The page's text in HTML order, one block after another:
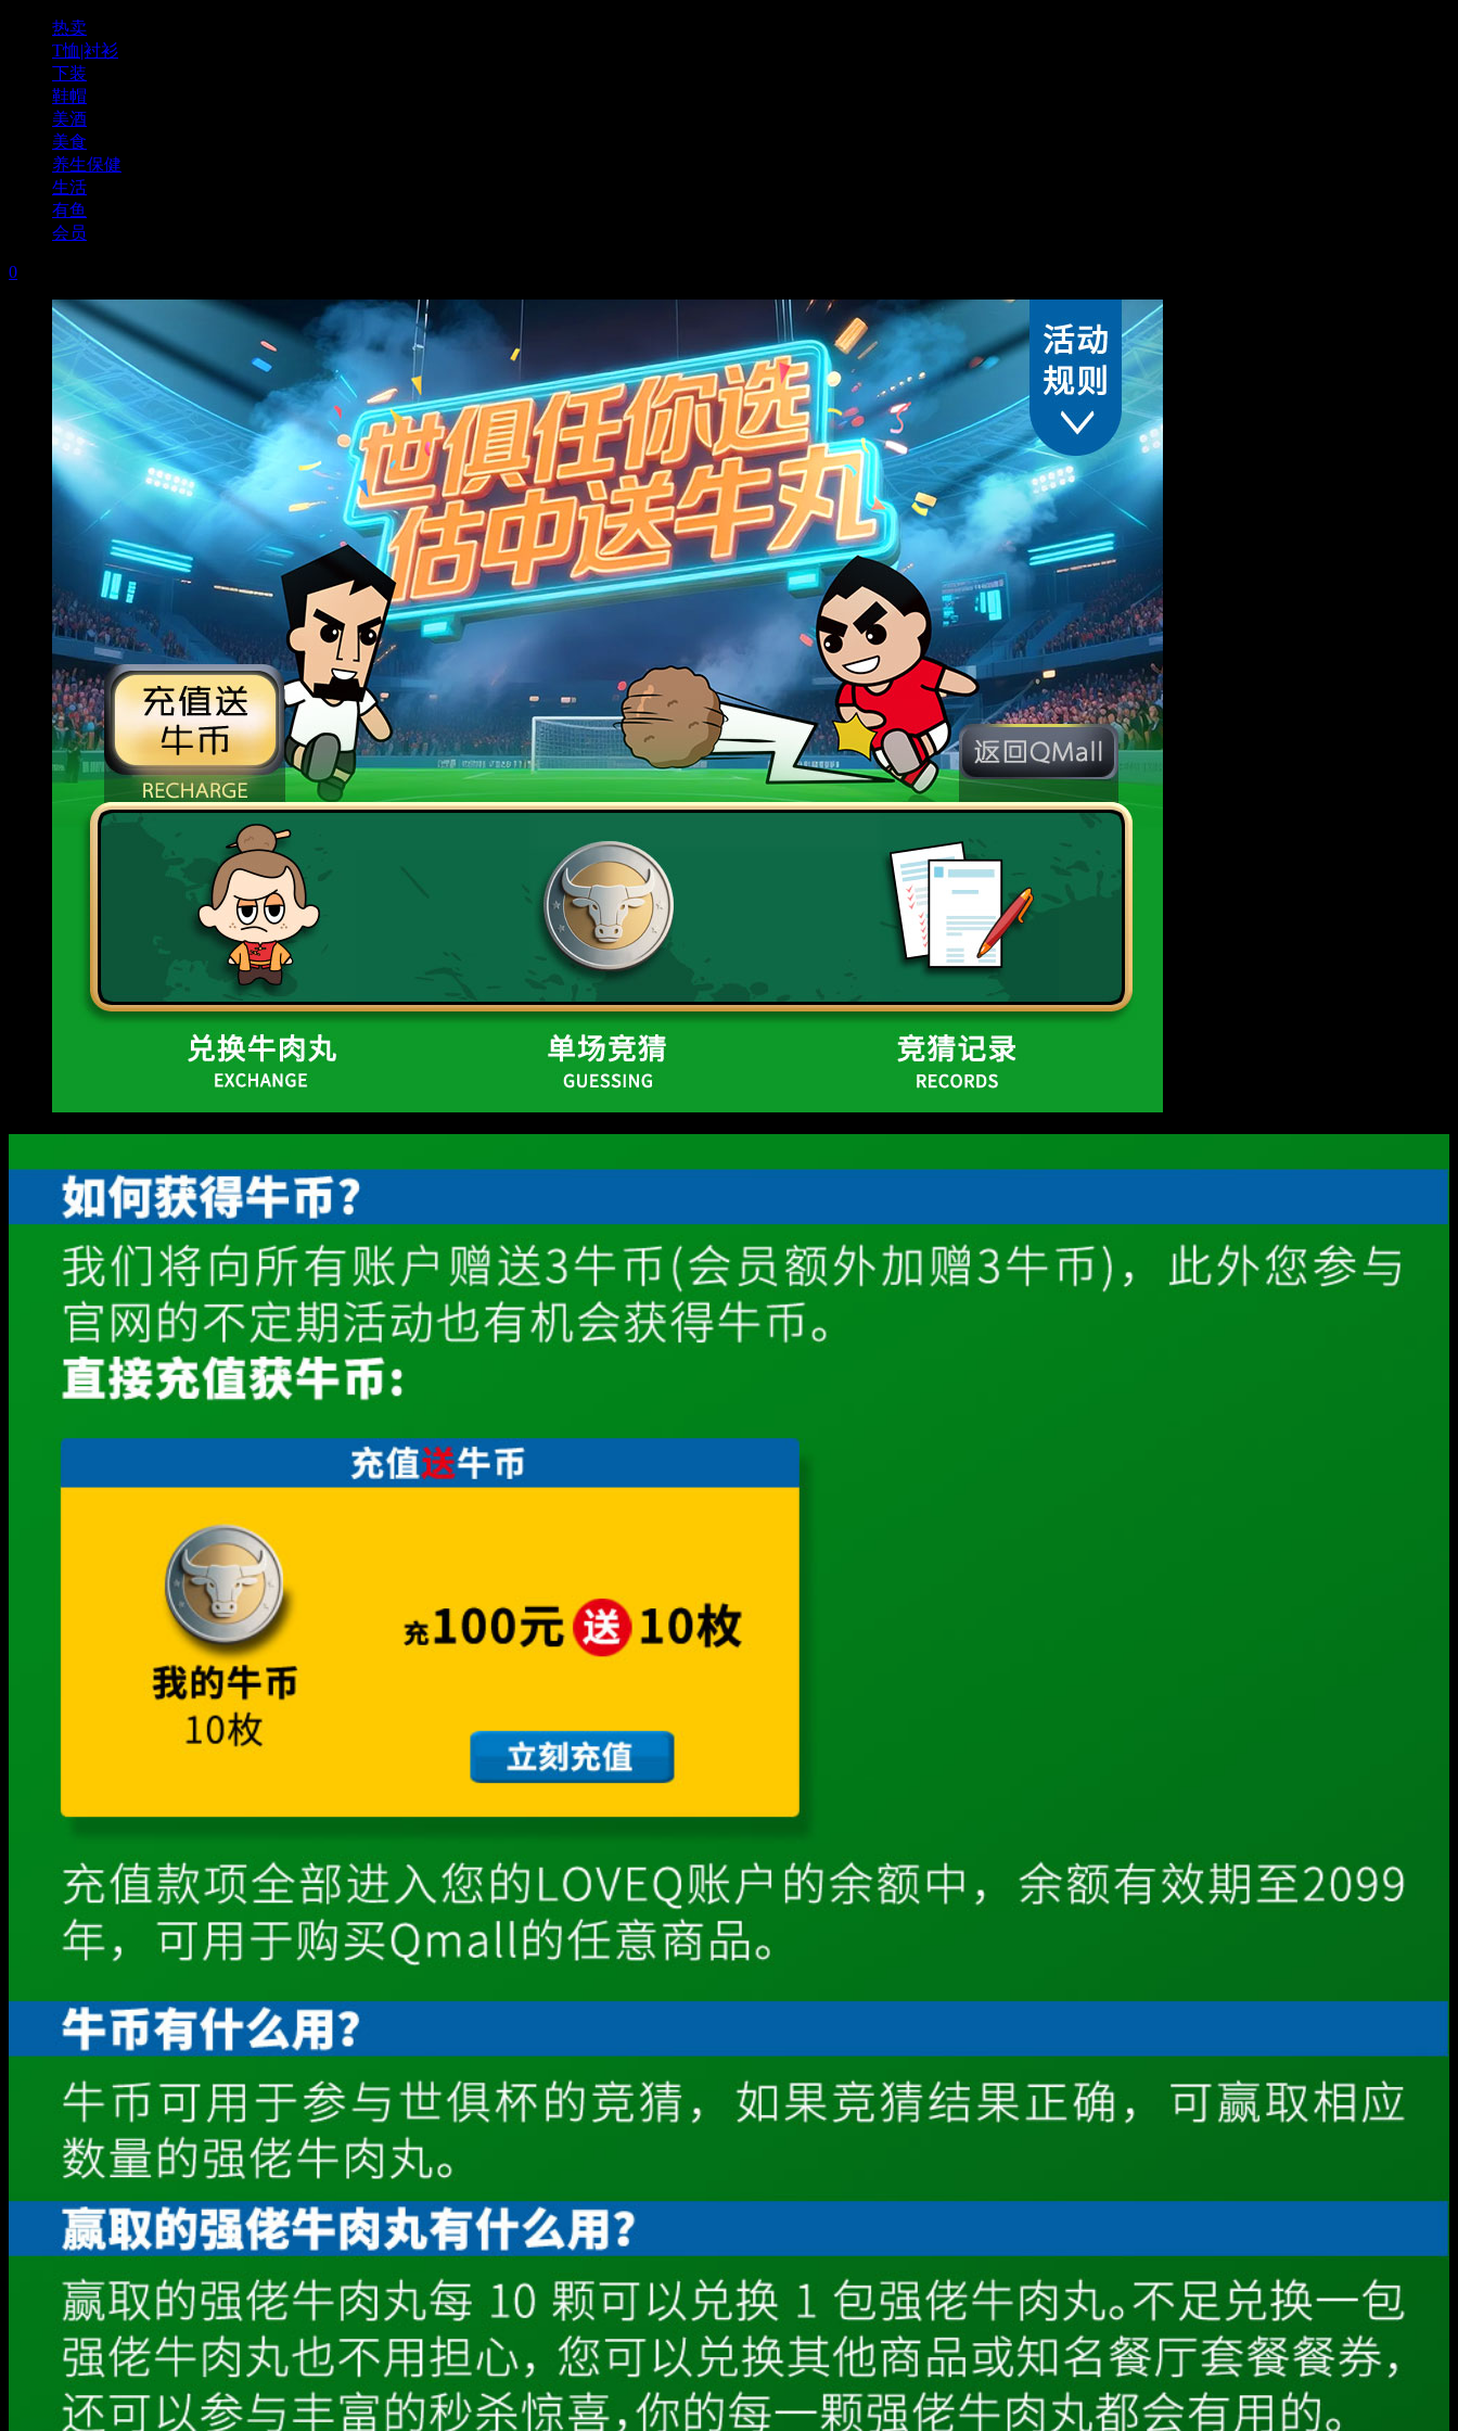
热卖
T恤|衬衫
下装
鞋帽
美酒
美食
养生保健
生活
有鱼
会员
0